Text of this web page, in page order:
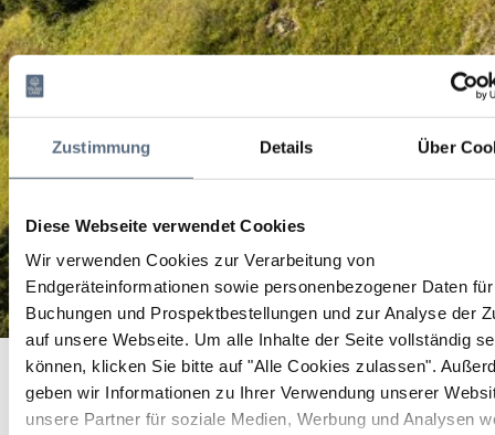
Zustimmung Details Über
Diese Webseite verwendet Cookies
Wir verwenden Cookies zur Verarbeitung von
Endgeräteinformationen sowie personenbezogener Daten
Buchungen und Prospektbestellungen und zur Analyse der
auf unsere Webseite. Um alle Inhalte der Seite vollständig
können, klicken Sie bitte auf "Alle Cookies zulassen".
geben wir Informationen zu Ihrer Verwendung unserer
unsere Partner für soziale Medien, Werbung und Analysen
Offene Holz-, Metall-, Textil-, Keramik-, Elektronik- und
Digitalwerkstatt bei Nagel und Faden
Startseite
Offene Holz-, Metall-, Textil-, Keramik-, Elektronik- und
Digitalwerkstatt bei Nagel und Faden